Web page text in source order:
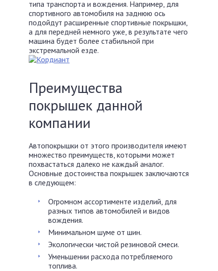
типа транспорта и вождения. Например, для
спортивного автомобиля на заднюю ось
подойдут расширенные спортивные покрышки,
а для передней немного уже, в результате чего
машина будет более стабильной при
экстремальной езде.
Преимущества
покрышек данной
компании
Автопокрышки от этого производителя имеют
множество преимуществ, которыми может
похвастаться далеко не каждый аналог.
Основные достоинства покрышек заключаются
в следующем:
Огромном ассортименте изделий, для
разных типов автомобилей и видов
вождения.
Минимальном шуме от шин.
Экологически чистой резиновой смеси.
Уменьшении расхода потребляемого
топлива.